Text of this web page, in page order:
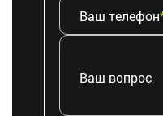
Ваш телефон
Ваш вопрос